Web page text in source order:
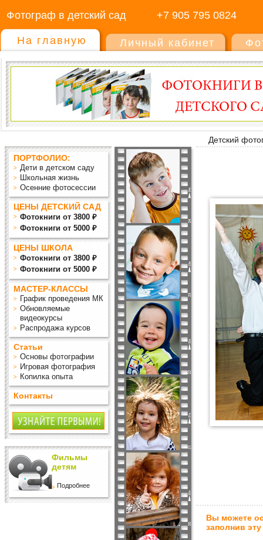
Фотограф в детский сад +7 905 795 0824
На главную Личный кабинет
Детский
ПОРТФОЛИО:
Дети в детском саду
Школьная жизнь
Осенние фотосессии
ЦЕНЫ ДЕТСКИЙ САД
Фотокниги от 3800 ₽
Фотокниги от 5000 ₽
ЦЕНЫ ШКОЛА
Фотокниги от 3800 ₽
Фотокниги от 5000 ₽
МАСТЕР-КЛАССЫ
График проведения МК
Обновляемые
видеокурсы
Распродажа курсов
Статьи
Основы фотографии
Игровая фотография
Копилка опыта
Контакты
Фильмы
детям
Подробнее
Вы можете
заполнив